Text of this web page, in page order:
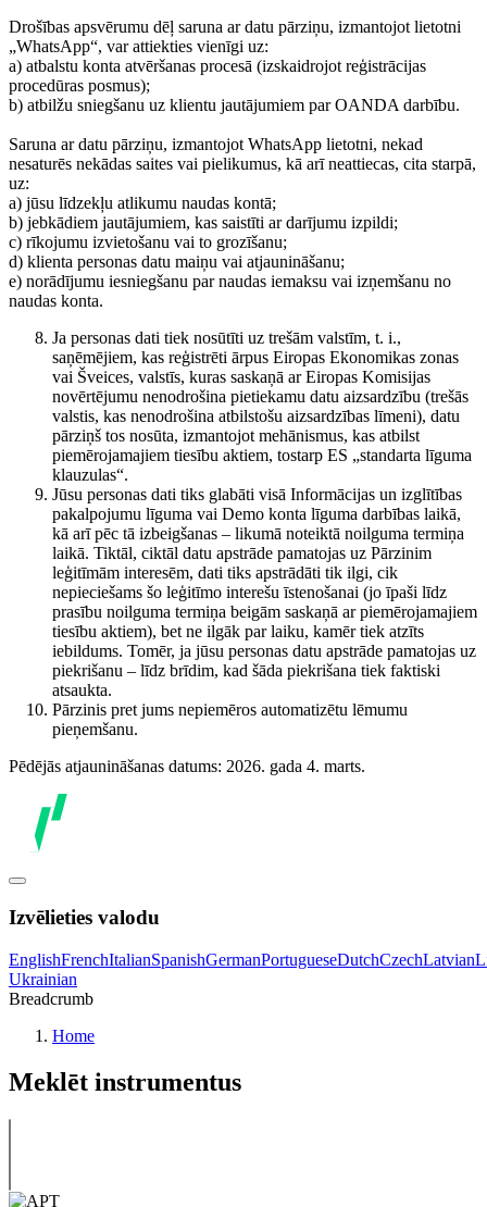
Drošības apsvērumu dēļ saruna ar datu pārziņu, izmantojot lietotni
„WhatsApp“, var attiekties vienīgi uz:
a) atbalstu konta atvēršanas procesā (izskaidrojot reģistrācijas
procedūras posmus);
b) atbilžu sniegšanu uz klientu jautājumiem par OANDA darbību.
Saruna ar datu pārziņu, izmantojot WhatsApp lietotni, nekad
nesaturēs nekādas saites vai pielikumus, kā arī neattiecas, cita starpā,
uz:
a) jūsu līdzekļu atlikumu naudas kontā;
b) jebkādiem jautājumiem, kas saistīti ar darījumu izpildi;
c) rīkojumu izvietošanu vai to grozīšanu;
d) klienta personas datu maiņu vai atjaunināšanu;
e) norādījumu iesniegšanu par naudas iemaksu vai izņemšanu no
naudas konta.
Ja personas dati tiek nosūtīti uz trešām valstīm, t. i.,
saņēmējiem, kas reģistrēti ārpus Eiropas Ekonomikas zonas
vai Šveices, valstīs, kuras saskaņā ar Eiropas Komisijas
novērtējumu nenodrošina pietiekamu datu aizsardzību (trešās
valstis, kas nenodrošina atbilstošu aizsardzības līmeni), datu
pārziņš tos nosūta, izmantojot mehānismus, kas atbilst
piemērojamajiem tiesību aktiem, tostarp ES „standarta līguma
klauzulas“.
Jūsu personas dati tiks glabāti visā Informācijas un izglītības
pakalpojumu līguma vai Demo konta līguma darbības laikā,
kā arī pēc tā izbeigšanas – likumā noteiktā noilguma termiņa
laikā. Tiktāl, ciktāl datu apstrāde pamatojas uz Pārzinim
leģitīmām interesēm, dati tiks apstrādāti tik ilgi, cik
nepieciešams šo leģitīmo interešu īstenošanai (jo īpaši līdz
prasību noilguma termiņa beigām saskaņā ar piemērojamajiem
tiesību aktiem), bet ne ilgāk par laiku, kamēr tiek atzīts
iebildums. Tomēr, ja jūsu personas datu apstrāde pamatojas uz
piekrišanu – līdz brīdim, kad šāda piekrišana tiek faktiski
atsaukta.
Pārzinis pret jums nepiemēros automatizētu lēmumu
pieņemšanu.
Pēdējās atjaunināšanas datums: 2026. gada 4. marts.
Izvēlieties valodu
EnglishFrenchItalianSpanishGermanPortugueseDutchCzechLatvian
Ukrainian
Breadcrumb
Home
Meklēt instrumentus